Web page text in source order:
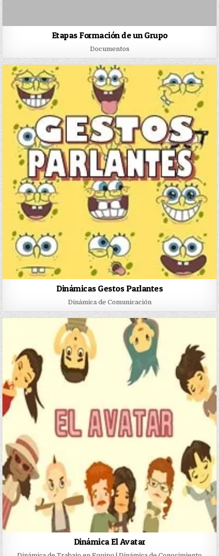
Etapas Formación de un Grupo
Documentos
Dinámicas Gestos Parlantes
Dinámica de Comunicación
Dinámica El Avatar